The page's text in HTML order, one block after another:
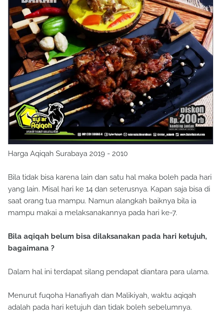
Harga Aqiqah Surabaya 2019 - 2010
Bila tidak bisa karena lain dan satu hal maka boleh pada hari
yang lain. Misal hari ke 14 dan seterusnya. Kapan saja bisa di
saat orang tua mampu. Namun alangkah baiknya bila ia
mampu makai a melaksanakannya pada hari ke-7.
Bila aqiqah belum bisa dilaksanakan pada hari ketujuh,
bagaimana ?
Dalam hal ini terdapat silang pendapat diantara para ulama.
Menurut fuqoha Hanafiyah dan Malikiyah, waktu aqiqah
adalah pada hari ketujuh dan tidak boleh sebelumnya.